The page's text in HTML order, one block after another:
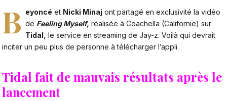
B eyoncé et Nicki Minaj ont partagé en exclusivité la vidéo
de Feeling Myself, réalisée à Coachella (Californie) sur
Tidal, le service en streaming de Jay-z. Voilà qui devrait
inciter un peu plus de personne à télécharger l’appli.
Tidal fait de mauvais résultats après le
lancement